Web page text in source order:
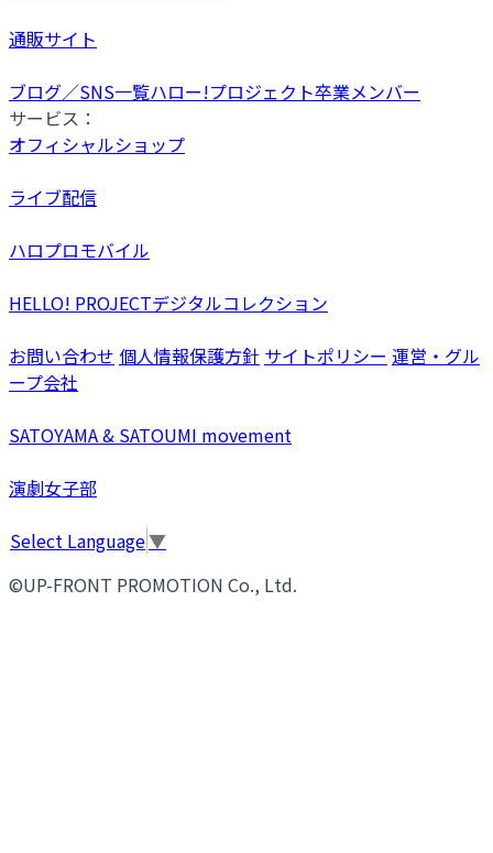
通販サイト
ブログ／SNS一覧ハロー!プロジェクト卒業メンバー
サービス：
オフィシャルショップ
ライブ配信
ハロプロモバイル
HELLO! PROJECTデジタルコレクション
お問い合わせ 個人情報保護方針 サイトポリシー 運営・グル
ープ会社
SATOYAMA & SATOUMI movement
演劇女子部
Select Language▼
©UP-FRONT PROMOTION Co., Ltd.